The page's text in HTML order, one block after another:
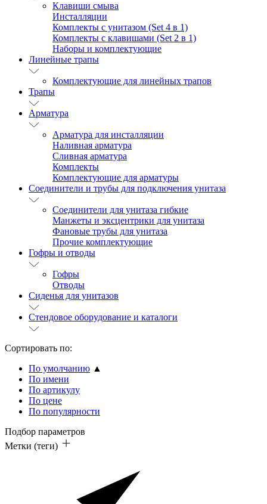
Клавиши смыва
Инсталляции
Комплекты с унитазом (Set 4 в 1)
Комплекты с клавишами (Set 2 в 1)
Наборы и комплектующие
Линейные трапы
Комплектующие для линейных трапов
Трапы
Арматура
Арматура для инсталляции
Наливная арматура
Сливная арматура
Комплекты
Комплектующие для арматуры
Соединители и трубы для подключения унитаза
Соединители для унитаза гибкие
Манжеты и эксцентрики для унитаза
Фановые трубы для унитаза
Прочие комплектующие
Гофры и отводы
Гофры
Отводы
Сиденья для унитазов
Стендовое оборудование и каталоги
Сортировать по:
По умолчанию ▲
По имени
По артикулу
По цене
По популярности
Подбор параметров
Метки (теги)